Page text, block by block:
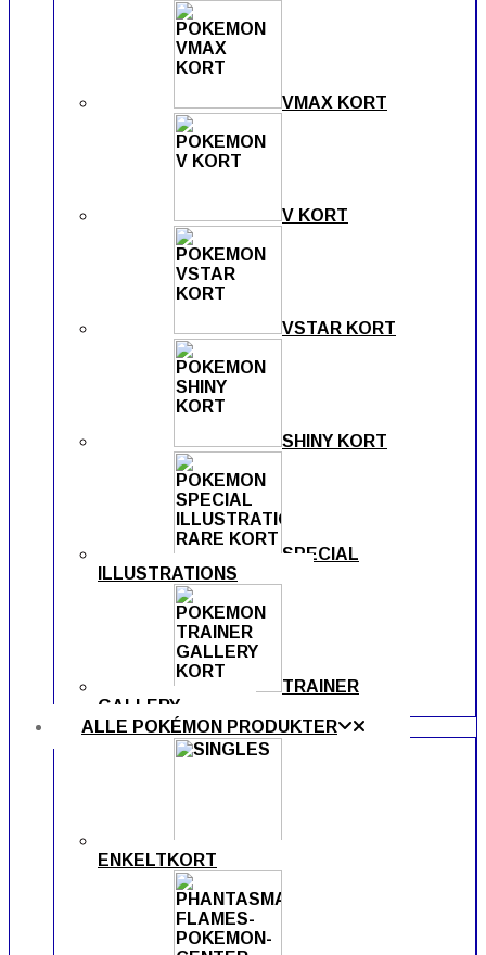
VMAX KORT
V KORT
VSTAR KORT
SHINY KORT
SPECIAL
ILLUSTRATIONS
TRAINER
GALLERY
ALLE POKÉMON PRODUKTER
ENKELTKORT